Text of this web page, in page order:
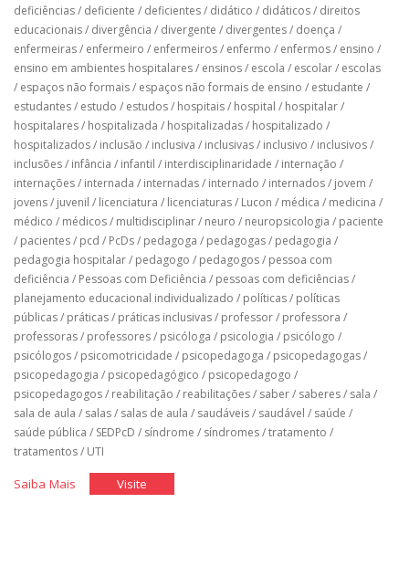
deficiências/ deficiente / deficientes/ didático / didáticos/ direitos
educacionais/ divergência / divergente / divergentes/ doença /
enfermeiras/ enfermeiro / enfermeiros/ enfermo / enfermos/ ensino /
ensino em ambientes hospitalares/ ensinos/ escola / escolar/ escolas
/ espaços não formais/ espaços não formais de ensino / estudante /
estudantes/ estudo / estudos/ hospitais/ hospital / hospitalar/
hospitalares/ hospitalizada / hospitalizadas/ hospitalizado /
hospitalizados/ inclusão / inclusiva / inclusivas/ inclusivo / inclusivos/
inclusões/ infância / infantil / interdisciplinaridade / internação /
internações/ internada / internadas/ internado / internados/ jovem /
jovens/ juvenil / licenciatura / licenciaturas/ Lucon / médica / medicina /
médico / médicos/ multidisciplinar/ neuro / neuropsicologia / paciente
/ pacientes/ pcd / PcDs/ pedagoga / pedagogas/ pedagogia /
pedagogia hospitalar/ pedagogo / pedagogos/ pessoa com
deficiência / Pessoas com Deficiência / pessoas com deficiências/
planejamento educacional individualizado / políticas/ políticas
públicas/ práticas/ práticas inclusivas/ professor/ professora /
professoras/ professores/ psicóloga / psicologia / psicólogo /
psicólogos/ psicomotricidade / psicopedagoga / psicopedagogas/
psicopedagogia / psicopedagógico / psicopedagogo /
psicopedagogos/ reabilitação / reabilitações/ saber/ saberes/ sala /
sala de aula / salas/ salas de aula / saudáveis/ saudável / saúde /
saúde pública / SEDPcD / síndrome / síndromes/tratamento /
tratamentos/ UTI
Saiba Mais"Classe Visite"Classe